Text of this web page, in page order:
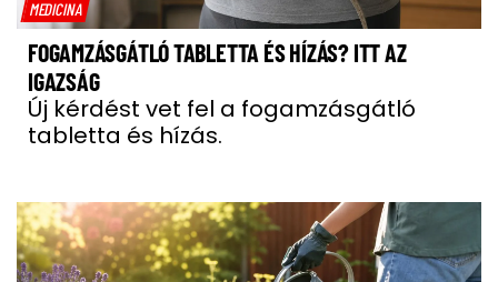
MEDICINA
FOGAMZÁSGÁTLÓ TABLETTA ÉS HÍZÁS? ITT AZ
IGAZSÁG
Új kérdést vet fel a fogamzásgátló
tabletta és hízás.